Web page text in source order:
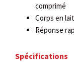
comprimé
Corps en
Réponse
Spécifications